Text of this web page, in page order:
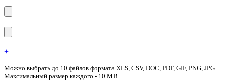
+
Можно выбрать до 10 файлов формата XLS, CSV, DOC, PDF, GIF, PNG, JPG
Максимальный размер каждого - 10 MB